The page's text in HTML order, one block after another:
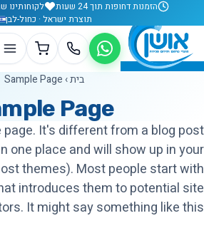
דלג לתוכןהזמנות דחופות תוך 24 שעות
לקוחותינו
תוצרת ישראל · כחול-לבן
בית›
Sample Page
Page
page. It's different from a blog post
one place and will show up in your
themes). Most people start with
introduces them to potential site
It might say something like this: